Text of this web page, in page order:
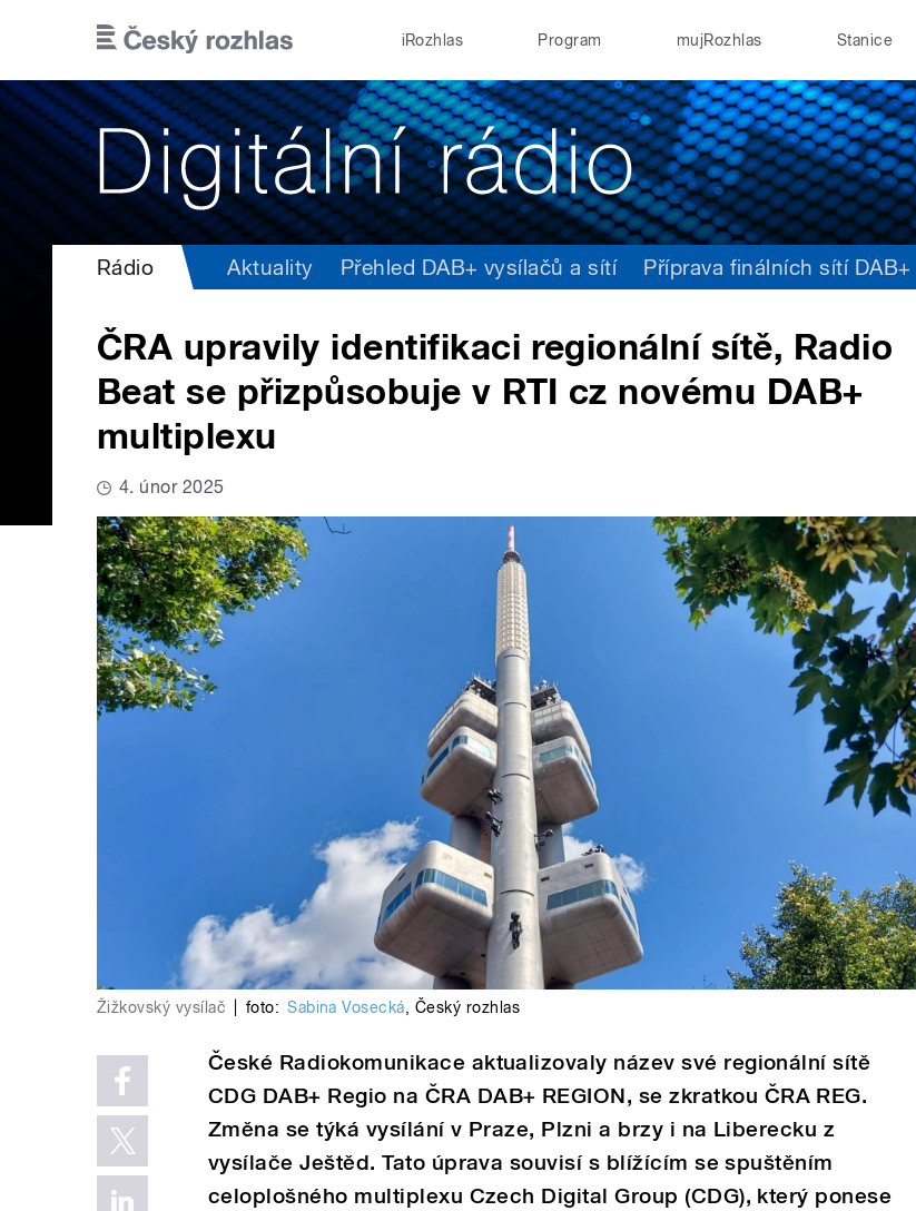
iRozhlas Program mujRozhlas Stanice
Rádio Aktuality Přehled DAB+ vysílačů a sítí Příprava finálních sítí DAB+
ČRA upravily identifikaci regionální sítě, Radio
Beat se přizpůsobuje v RTI cz novému DAB+
multiplexu
4. únor 2025
Žižkovský vysílač foto: Sabina Vosecká, Český rozhlas
České Radiokomunikace aktualizovaly název své regionální sítě
CDG DAB+ Regio na ČRA DAB+ REGION, se zkratkou ČRA REG.
Změna se týká vysílání v Praze, Plzni a brzy i na Liberecku z
vysílače Ještěd. Tato úprava souvisí s blížícím se spuštěním
celoplošného multiplexu Czech Digital Group (CDG), který ponese